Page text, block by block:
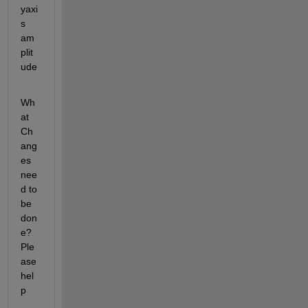
yaxi
s
am
plit
ude
Wh
at
Ch
ang
es
nee
d to
be
don
e?
Ple
ase
hel
p